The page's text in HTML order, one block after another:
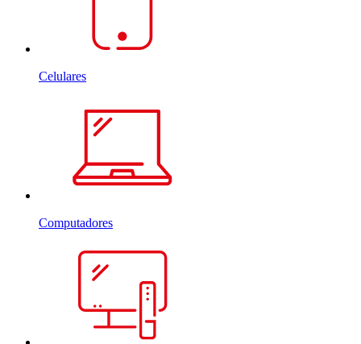
Celulares
Computadores